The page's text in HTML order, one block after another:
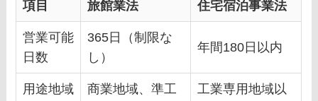
項目 旅館業法 住宅宿泊事業法
営業可能
日数
365日（制限な
し）
年間180日以内
用途地域
商業地域、準工
工業専用地域以